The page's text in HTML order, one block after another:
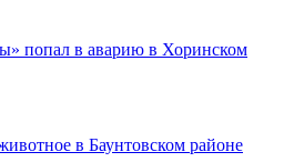
попал в аварию в Хоринском
в Баунтовском районе